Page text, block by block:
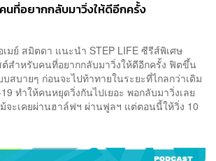
ที่อยากกลับมาวิ่งให้ดีอีกครั้ง
มย์ สมิตดา แนะนำ STEP LIFE ซีรีส์พิเศษ
สต์สำหรับคนที่อยากกลับมาวิ่งให้ดีอีกครั้ง ฟิตขึ้น
บสบายๆ ก่อนจะไปท้าทายในระยะที่ไกลกว่าเดิม
ทำให้คนหยุดวิ่งกันไปเยอะ พอกลับมาวิ่งเลย
จะเคยผ่านฮาล์ฟฯ ผ่านฟูลฯ แต่ตอนนี้ให้วิ่ง 10